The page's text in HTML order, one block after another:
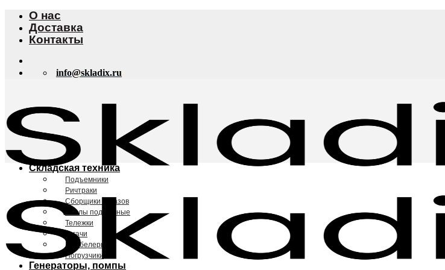
Skip
content
О нас
Доставка
Контакты
info@skladix.ru
Складская техника
Подъемники
Ричтраки
Сборщики заказов
Столы подъемные
Тележки
Тягачи
Штабелеры
Погрузчики
Генераторы, помпы